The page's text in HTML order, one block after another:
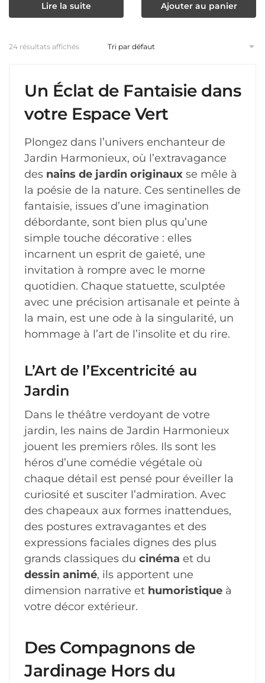
Lire la suite Ajouter au panier
24 résultats affichés
Un Éclat de Fantaisie dans
votre Espace Vert
Plongez dans l’univers enchanteur de
Jardin Harmonieux, où l’extravagance
des nains de jardin originaux se mêle à
la poésie de la nature. Ces sentinelles de
fantaisie, issues d’une imagination
débordante, sont bien plus qu’une
simple touche décorative : elles
incarnent un esprit de gaieté, une
invitation à rompre avec le morne
quotidien. Chaque statuette, sculptée
avec une précision artisanale et peinte à
la main, est une ode à la singularité, un
hommage à l’art de l’insolite et du rire.
L’Art de l’Excentricité au
Jardin
Dans le théâtre verdoyant de votre
jardin, les nains de Jardin Harmonieux
jouent les premiers rôles. Ils sont les
héros d’une comédie végétale où
chaque détail est pensé pour éveiller la
curiosité et susciter l’admiration. Avec
des chapeaux aux formes inattendues,
des postures extravagantes et des
expressions faciales dignes des plus
grands classiques du cinéma et du
dessin animé, ils apportent une
dimension narrative et humoristique à
votre décor extérieur.
Des Compagnons de
Jardinage Hors du